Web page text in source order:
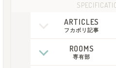
ARTICLES
フカボリ記事
ROOMS
専有部